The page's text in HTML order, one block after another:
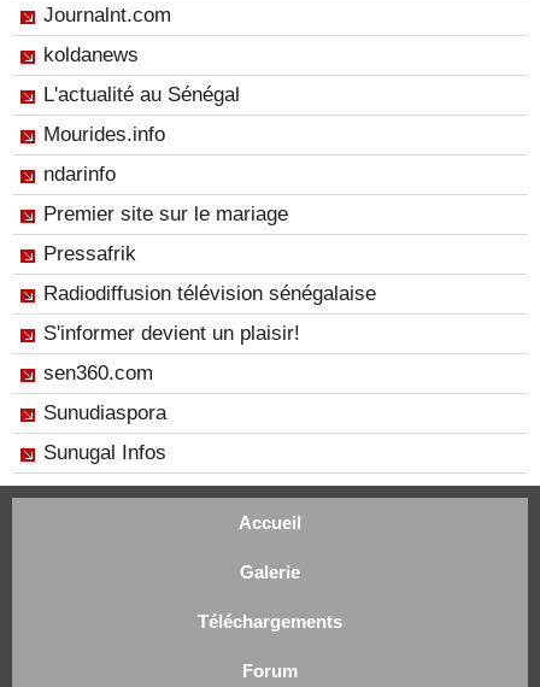
Journalnt.com
koldanews
L'actualité au Sénégal
Mourides.info
ndarinfo
Premier site sur le mariage
Pressafrik
Radiodiffusion télévision sénégalaise
S'informer devient un plaisir!
sen360.com
Sunudiaspora
Sunugal Infos
Accueil
Galerie
Téléchargements
Forum